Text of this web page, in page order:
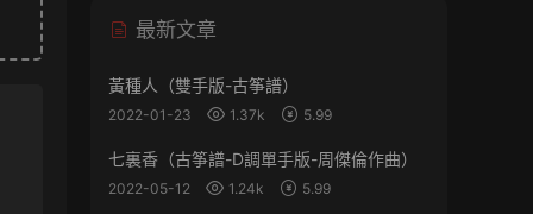
最新文章
黃種人（雙手版-古筝譜）
2022-01-23 1.37k 5.99
七裏香（古筝譜-D調單手版-周傑倫作曲）
2022-05-12 1.24k 5.99